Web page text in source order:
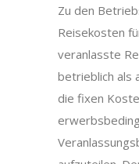
Zu den
Reisekosten
veranlasste
betrieblich als
die fixen